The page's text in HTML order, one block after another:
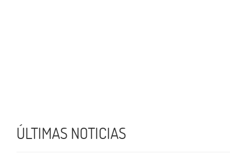
ÚLTIMAS NOTICIAS